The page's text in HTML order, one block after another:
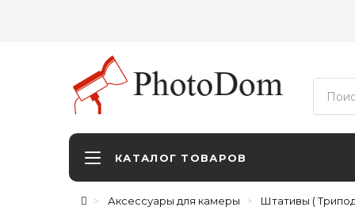
КАТАЛОГ ТОВАРОВ
Аксессуары для камеры Штативы (